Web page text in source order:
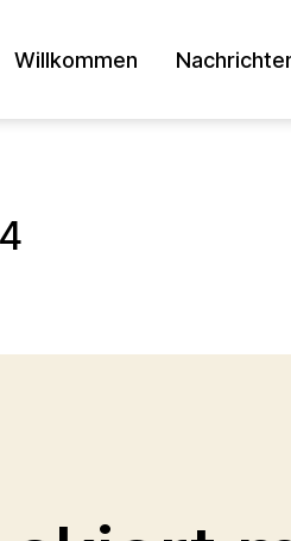
Willkommen